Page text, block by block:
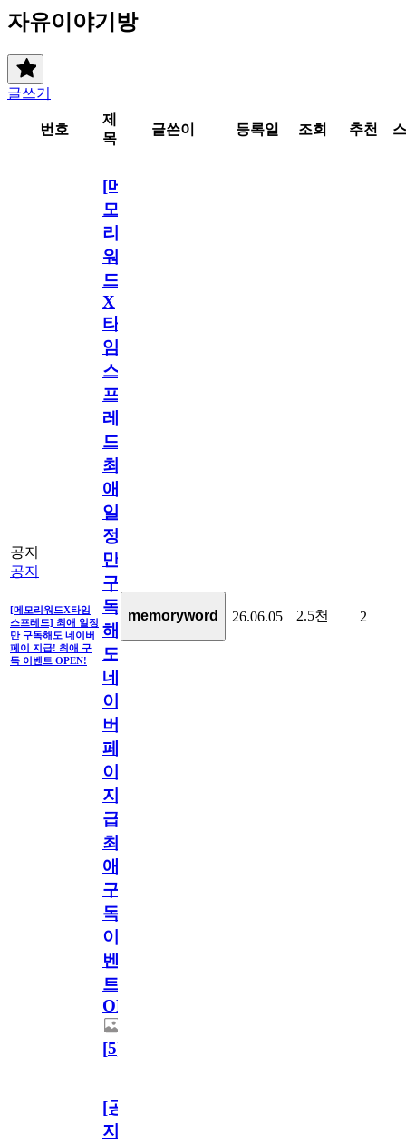
자유이야기방
글쓰기
번호
제
목
글쓴이 등록일 조회 추천
공지
공지
[메모리워드X타임
스프레드] 최애 일정
만 구독해도 네이버
페이 지급! 최애 구
독 이벤트 OPEN!
[메
모
리
워
드
X
타
임
스
프
레
드]
최
애
일
정
만
구
독
해
도
네
이
버
페
이
지
급!
최
애
구
독
이
벤
트
OPEN!
[5]
memoryword 26.06.05 2.5천 2
[공
지]